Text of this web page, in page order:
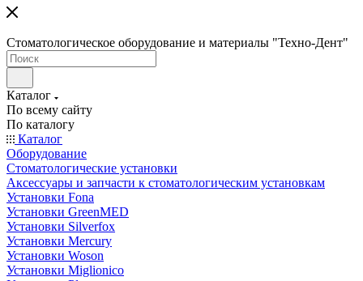
Стоматологическое оборудование и материалы "Техно-Дент"
Каталог
По всему сайту
По каталогу
Каталог
Оборудование
Стоматологические установки
Аксессуары и запчасти к стоматологическим установкам
Установки Fona
Установки GreenMED
Установки Silverfox
Установки Mercury
Установки Woson
Установки Miglionico